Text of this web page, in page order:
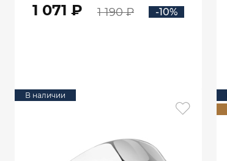
1 071 ₽ 1 190 ₽ -10%
В наличии